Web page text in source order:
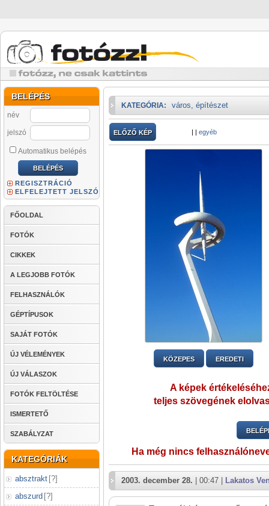
BELÉPÉS
név
jelszó
Automatikus belépés
REGISZTRÁCIÓ
ELFELEJTETT JELSZÓ
FŐOLDAL
FOTÓK
CIKKEK
A LEGJOBB FOTÓK
FELHASZNÁLÓK
GÉPTÍPUSOK
SAJÁT FOTÓK
ÚJ VÉLEMÉNYEK
ÚJ VÁLASZOK
FOTÓK FELTÖLTÉSE
ISMERTETŐ
SZABÁLYZAT
KATEGÓRIÁK
absztrakt [?]
abszurd [?]
KATEGÓRIA: város, építészet
ELŐZŐ KÉP | | egyéb
KÖZEPES EREDETI
A képek
teljes szövegének
Ha még nincs
2003. december 28. | 00:47 | Lakatos